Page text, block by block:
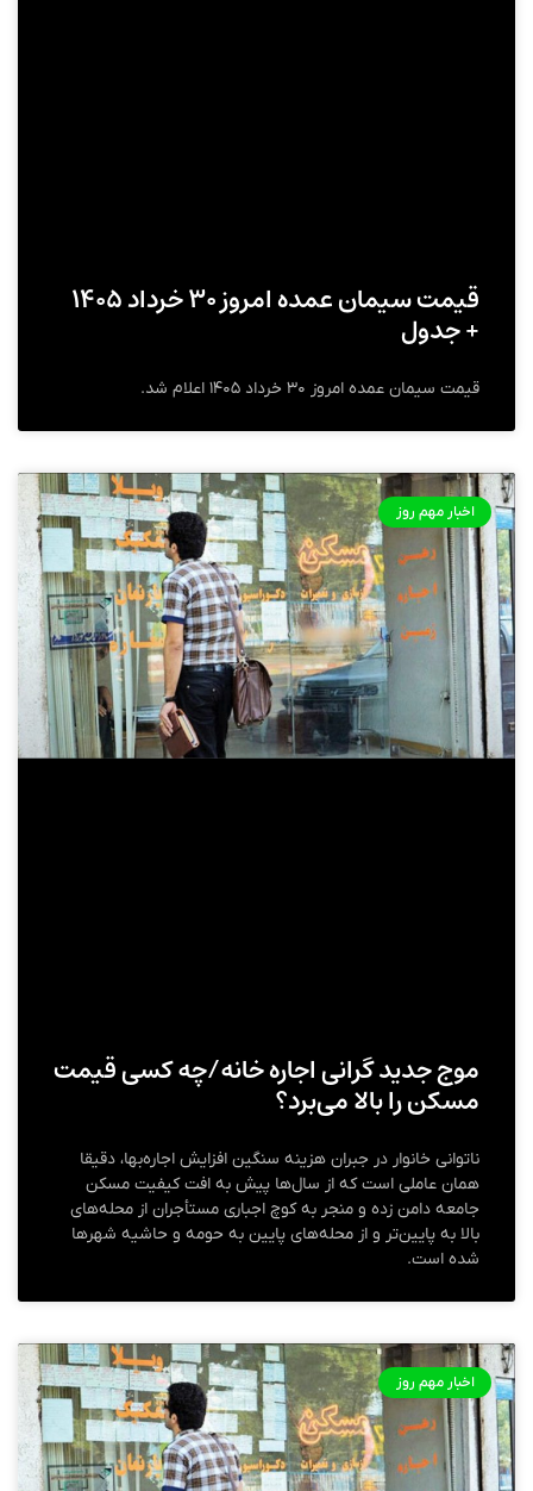
قیمت سیمان عمده امروز ۳۰ خرداد ۱۴۰۵
+ جدول
قیمت سیمان عمده امروز ۳۰ خرداد ۱۴۰۵ اعلام شد.
اخبار مهم روز
موج جدید گرانی اجاره خانه/چه کسی قیمت‌
مسکن را بالا می‌برد؟
ناتوانی خانوار در جبران هزینه سنگین افزایش اجاره‌بها، دقیقا
همان عاملی است که از سال‌ها پیش به افت کیفیت مسکن
جامعه دامن زده و منجر به کوچ اجباری مستأجران از محله‌های
بالا به پایین‌تر و از محله‌های پایین به حومه و حاشیه شهر‌ها
شده است.
اخبار مهم روز